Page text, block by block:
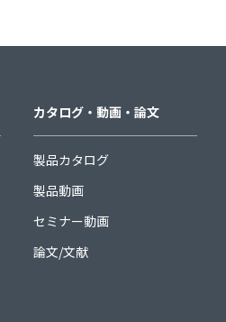
カタログ・動画・論文
製品カタログ
製品動画
セミナー動画
論文/文献